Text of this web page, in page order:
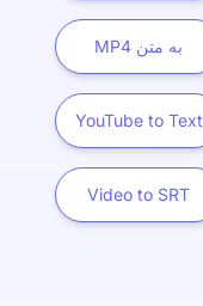
MP4 به متن
YouTube to Text
Video to SRT